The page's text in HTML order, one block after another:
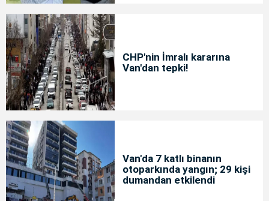
CHP'nin İmralı kararına
Van'dan tepki!
Van'da 7 katlı binanın
otoparkında yangın; 29 kişi
dumandan etkilendi